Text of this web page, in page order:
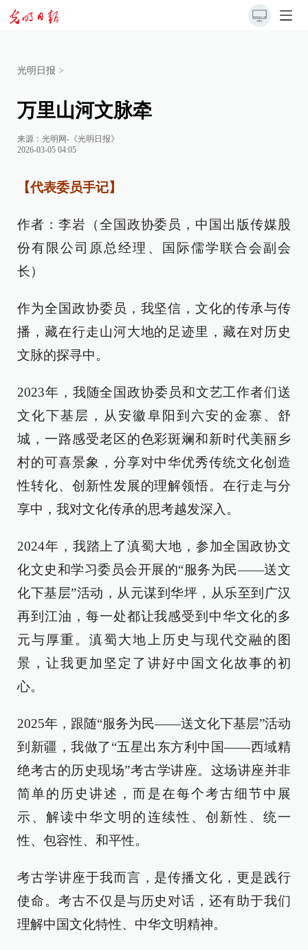
光明日报 >
万里山河文脉牵
来源： 光明网-《光明日报》
2026-03-05 04:05
【代表委员手记】
作者：李岩（全国政协委员，中国出版传媒股
份有限公司原总经理、国际儒学联合会副会
长）
作为全国政协委员，我坚信，文化的传承与传
播，藏在行走山河大地的足迹里，藏在对历史
文脉的探寻中。
2023年，我随全国政协委员和文艺工作者们送
文化下基层，从安徽阜阳到六安的金寨、舒
城，一路感受老区的色彩斑斓和新时代美丽乡
村的可喜景象，分享对中华优秀传统文化创造
性转化、创新性发展的理解领悟。在行走与分
享中，我对文化传承的思考越发深入。
2024年，我踏上了滇蜀大地，参加全国政协文
化文史和学习委员会开展的“服务为民——送文
化下基层”活动，从元谋到华坪，从乐至到广汉
再到江油，每一处都让我感受到中华文化的多
元与厚重。滇蜀大地上历史与现代交融的图
景，让我更加坚定了讲好中国文化故事的初
心。
2025年，跟随“服务为民——送文化下基层”活动
到新疆，我做了“五星出东方利中国——西域精
绝考古的历史现场”考古学讲座。这场讲座并非
简单的历史讲述，而是在每个考古细节中展
示、解读中华文明的连续性、创新性、统一
性、包容性、和平性。
考古学讲座于我而言，是传播文化，更是践行
使命。考古不仅是与历史对话，还有助于我们
理解中国文化特性、中华文明精神。